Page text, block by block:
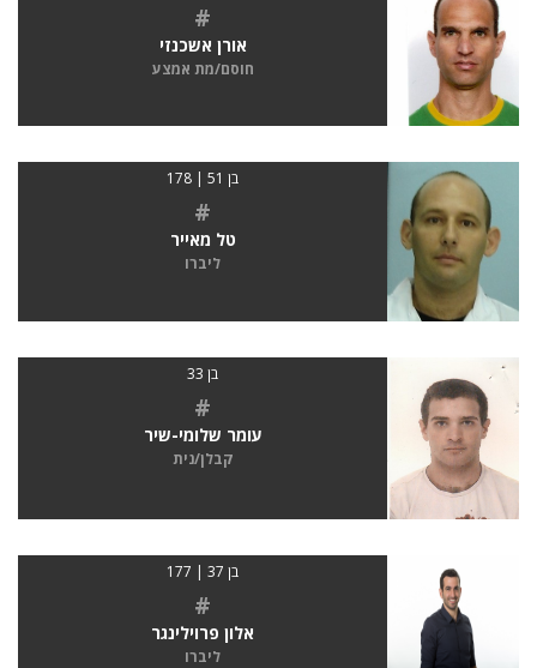
#
אורן אשכנזי
חוסם/מת אמצע
בן 51 | 178
#
טל מאייר
ליברו
בן 33
#
עומר שלומי-שיר
קבלן/נית
בן 37 | 177
#
אלון פרוילינגר
ליברו